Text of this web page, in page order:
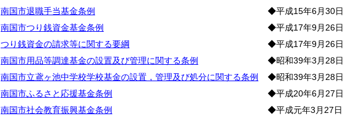
南国市退職手当基金条例
◆平成15年6月30日
南国市つり銭資金基金条例
◆平成17年9月26日
つり銭資金の請求等に関する要綱
◆平成17年9月26日
南国市用品等調達基金の設置及び管理に関する条例
◆昭和39年3月28日
南国市立鳶ヶ池中学校学校基金の設置，管理及び処分に関する条例
◆昭和39年3月28日
南国市ふるさと応援基金条例
◆平成20年6月27日
南国市社会教育振興基金条例
◆平成元年3月27日